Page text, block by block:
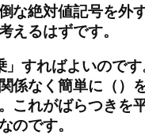
な絶対値記号を外
えるはずです。
」すればよいのです
係なく簡単に（）
これがばらつきを
のです。